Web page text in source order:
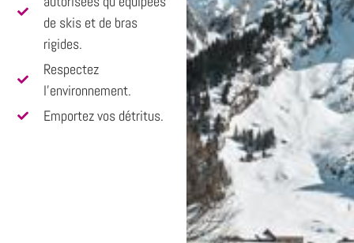
de skis et de bras
rigides.
Respectez
l’environnement.
Emportez vos détritus.